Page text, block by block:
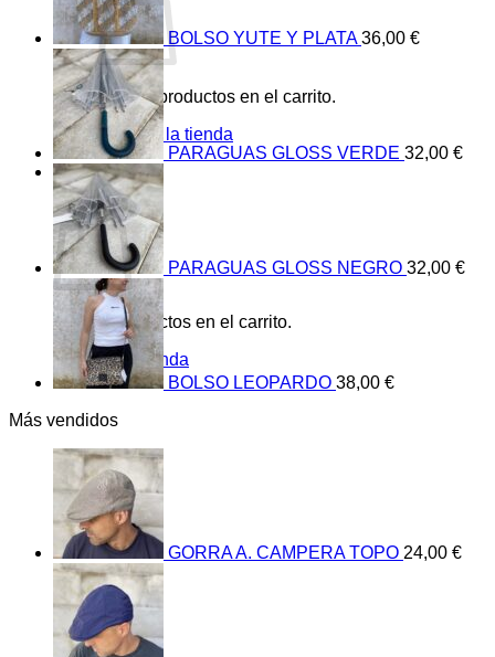
No hay productos en el carrito.
Volver a la tienda
0
Carrito
No hay productos en el carrito.
Volver a la tienda
BOLSO YUTE Y PLATA 36,00 €
PARAGUAS GLOSS VERDE 32,00 €
PARAGUAS GLOSS NEGRO 32,00 €
BOLSO LEOPARDO 38,00 €
Más vendidos
GORRA A. CAMPERA TOPO 24,00 €